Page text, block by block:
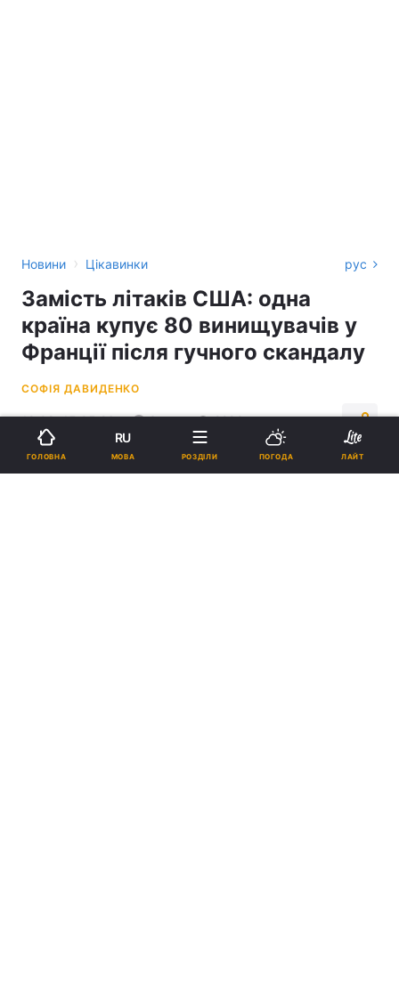
Новини › Цікавинки рус
Замість літаків США: одна
країна купує 80 винищувачів у
Франції після гучного скандалу
СОФІЯ ДАВИДЕНКО
19:09, 15.05.26 3 хв. 2290
Підпишіться на нас в Google
ГОЛОВНА
RU
МОВА РОЗДІЛИ ПОГОДА ЛАЙТ